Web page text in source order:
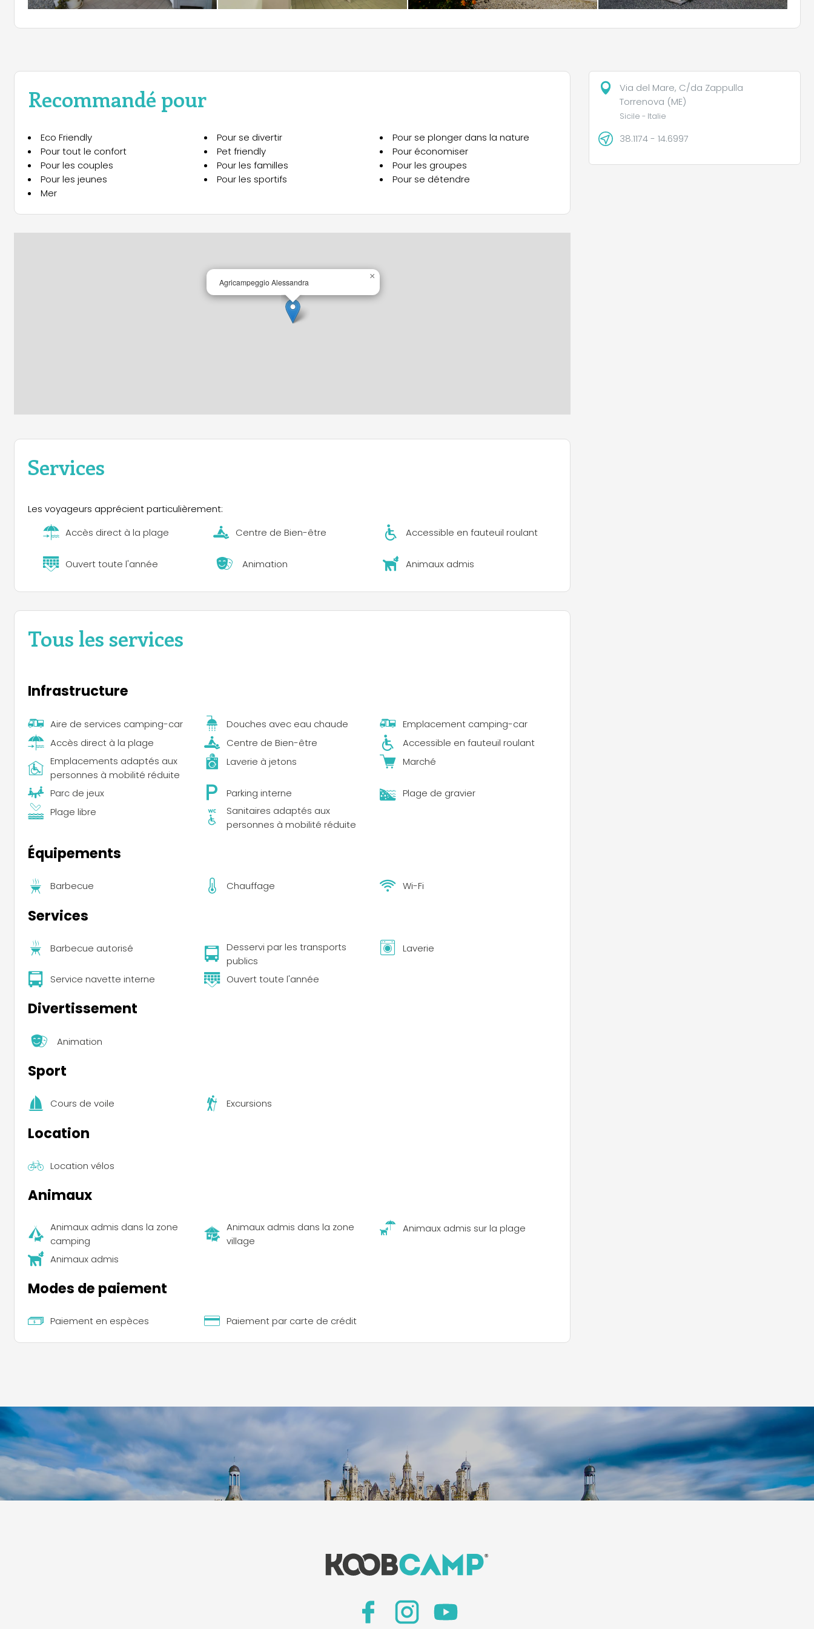
Recommandé pour
Eco Friendly Pour se divertir
Pour se plonger dans la nature
Pour tout le confort
Pet friendly
Pour économiser
Pour les couples
Pour les familles
Pour les groupes
Pour les jeunes
Pour les sportifs
Pour se détendre
Mer
Agricampeggio Alessandra
×
Services
Les voyageurs apprécient particulièrement:
Accès direct à la plage
Centre de Bien-être Accessible en fauteuil roulant
Ouvert toute l'année Animation Animaux admis
Tous les services
Infrastructure
Aire de services camping-car Douches avec eau chaude
Emplacement camping-car
Accès direct à la plage
Centre de Bien-être
Accessible en fauteuil roulant
Emplacements adaptés aux
personnes à mobilité réduite
Laverie à jetons Marché
Parc de jeux Parking interne
Plage de gravier
Plage libre
Sanitaires adaptés aux
personnes à mobilité réduite
Équipements
Barbecue Chauffage Wi-Fi
Services
Barbecue autorisé
Desservi par les transports
publics
Laverie
Service navette interne Ouvert toute l'année
Divertissement
Animation
Sport
Cours de voile Excursions
Location
Location vélos
Animaux
Animaux admis dans la zone
camping
Animaux admis dans la zone
village
Animaux admis sur la plage
Animaux admis
Modes de paiement
Paiement en espèces Paiement par carte de crédit
Via del Mare, C/da Zappulla
Torrenova (ME)
Sicile - Italie
38.1174 - 14.6997